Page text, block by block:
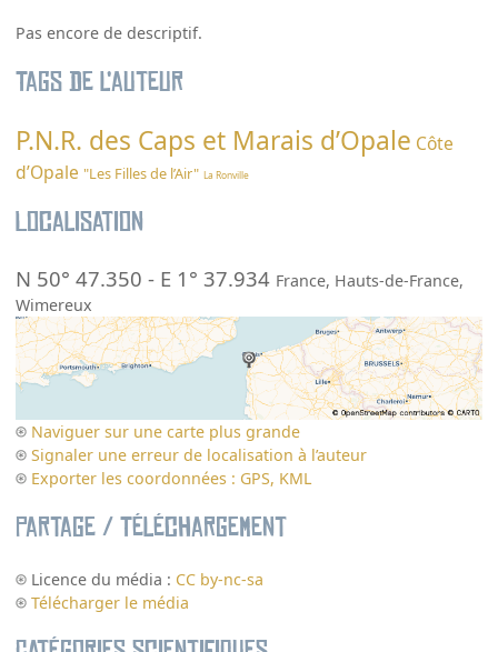
Pas encore de descriptif.
Tags de l’auteur
P.N.R. des Caps et Marais d’Opale Côte
d’Opale "Les Filles de l’Air" La Ronville
Localisation
N 50° 47.350 - E 1° 37.934 France, Hauts-de-France,
Wimereux
Naviguer sur une carte plus grande
Signaler une erreur de localisation à l’auteur
Exporter les coordonnées : GPS, KML
Partage / Téléchargement
Licence du média : CC by-nc-sa
Télécharger le média